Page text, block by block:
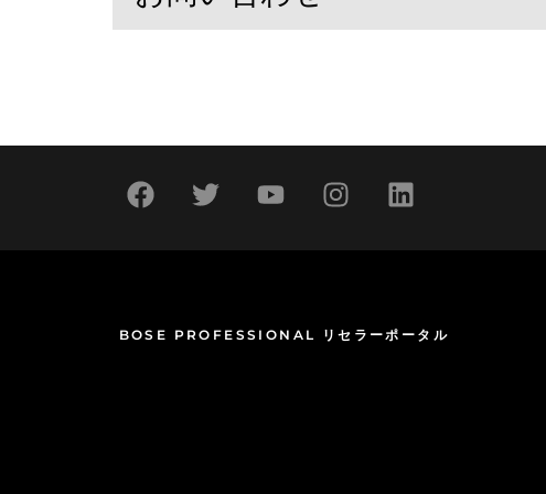
BOSE PROFESSIONAL リセラーポータル